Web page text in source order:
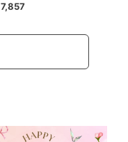
7,857